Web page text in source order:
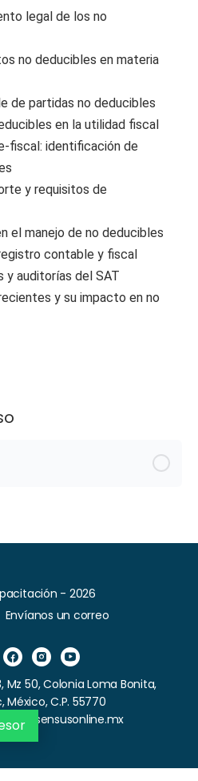
legal de los no
no deducibles en materia
de partidas no deducibles
en la utilidad fiscal
fiscal: identificación de
y requisitos de
el manejo de no deducibles
contable y fiscal
y auditorías del SAT
y su impacto en no
- 2026
Envíanos un correo
Mz 50, Colonia Loma Bonita,
C.P. 55770